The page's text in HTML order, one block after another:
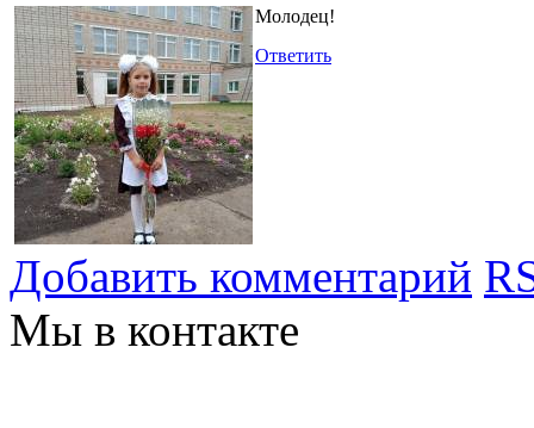
Молодец!
Ответить
Добавить комментарий
Мы в контакте